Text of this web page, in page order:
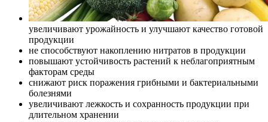
увеличивают урожайность и улучшают качество готовой
продукции
не способствуют накоплению нитратов в продукции
повышают устойчивость растений к неблагоприятным
факторам среды
снижают риск поражения грибными и бактериальными
болезнями
увеличивают лежкость и сохранность продукции при
длительном хранении